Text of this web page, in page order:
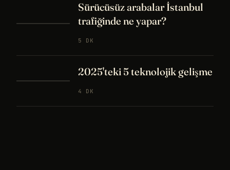
Sürücüsüz arabalar İstanbul
trafiğinde ne yapar?
5 DK
2025'teki 5 teknolojik gelişme
4 DK